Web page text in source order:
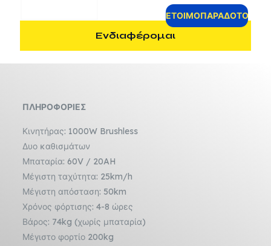
ΕΤΟΙΜΟΠΑΡΑΔΟΤΟ
Ενδιαφέρομαι
ΠΛΗΡΟΦΟΡΙΕΣ
Κινητήρας: 1000W Brushless
Δυο καθισμάτων
Μπαταρία: 60V / 20AH
Μέγιστη ταχύτητα: 25km/h
Μέγιστη απόσταση: 50km
Χρόνος φόρτισης: 4-8 ώρες
Βάρος: 74kg (χωρίς μπαταρία)
Μέγιστο φορτίο 200kg